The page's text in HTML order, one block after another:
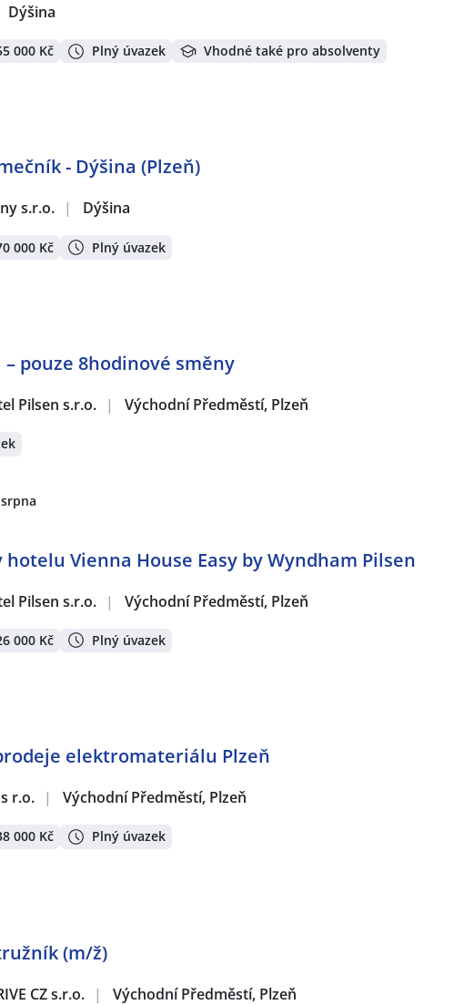
Dýšina
000 Kč Plný úvazek Vhodné také pro absolventy
- Dýšina (Plzeň)
s.r.o. | Dýšina
000 Kč Plný úvazek
pouze 8hodinové směny
Pilsen s.r.o. | Východní Předměstí, Plzeň
hotelu Vienna House Easy by Wyndham Pilsen
Pilsen s.r.o. | Východní Předměstí, Plzeň
000 Kč Plný úvazek
elektromateriálu Plzeň
r.o. | Východní Předměstí, Plzeň
000 Kč Plný úvazek
(m/ž)
CZ s.r.o. | Východní Předměstí, Plzeň